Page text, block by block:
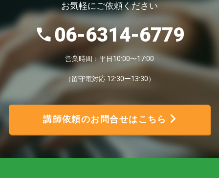
お気軽にご依頼ください
06-6314-6779
営業時間：平日10:00〜17:00
（留守電対応 12:30ー13:30）
講師依頼のお問合せはこちら